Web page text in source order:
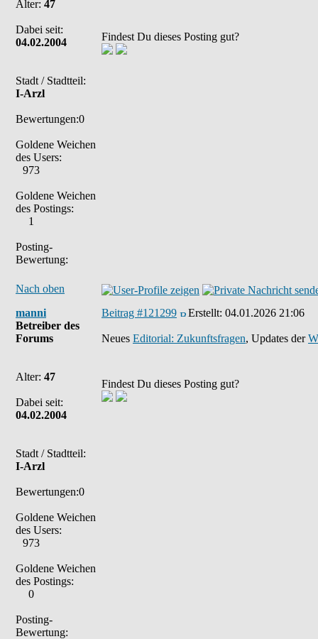
Alter: 47
Dabei seit:
04.02.2004
Stadt / Stadtteil:
I-Arzl
Bewertungen:0
Goldene Weichen
des Users:
973
Goldene Weichen
des Postings:
1
Posting-
Bewertung:
Findest Du dieses Posting gut?
Nach oben
manni
Betreiber des
Forums
Alter: 47
Dabei seit:
04.02.2004
Stadt / Stadtteil:
I-Arzl
Bewertungen:0
Goldene Weichen
des Users:
973
Goldene Weichen
des Postings:
0
Posting-
Bewertung:
Beitrag #121299 Erstellt: 04.01.2026 21:06
Neues Editorial: Zukunftsfragen, Updates der
Findest Du dieses Posting gut?